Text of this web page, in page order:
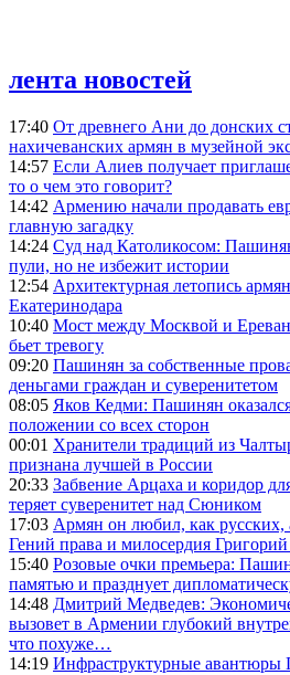
лента новостей
17:40 От древнего Ани до донских
нахичеванских армян в музейной
14:57 Если Алиев получает
то о чем это говорит?
14:42 Армению начали продавать
главную загадку
14:24 Суд над Католикосом:
пули, но не избежит истории
12:54 Архитектурная летопись
Екатеринодара
10:40 Мост между Москвой и
бьет тревогу
09:20 Пашинян за собственные
деньгами граждан и суверенитетом
08:05 Яков Кедми: Пашинян
положении со всех сторон
00:01 Хранители традиций из
признана лучшей в России
20:33 Забвение Арцаха и коридор
теряет суверенитет над Сюником
17:03 Армян он любил, как русских,
Гений права и милосердия
15:40 Розовые очки премьера:
памятью и празднует
14:48 Дмитрий Медведев:
вызовет в Армении глубокий
что похуже…
14:19 Инфраструктурные авантюры